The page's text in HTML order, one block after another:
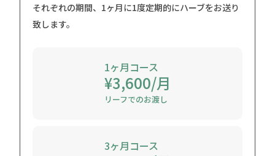
それぞれの期間、1ヶ月に1度定期的にハーブをお送り
致します。
1ヶ月コース
¥3,600/月
リーフでのお渡し
3ヶ月コース